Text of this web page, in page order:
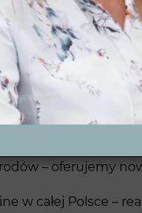
realizacji – każdy
z projektu –
– oferujemy
w całej Polsce –